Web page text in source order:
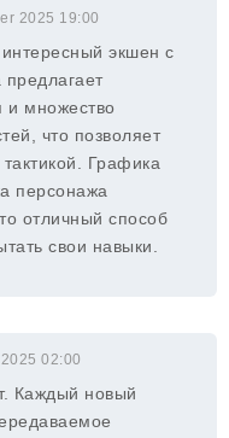
2025 19:00
экшен с
и множество
что позволяет
Графика
персонажа
отличный способ
свои навыки.
02:00
Каждый новый